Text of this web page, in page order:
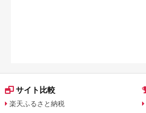
サイト比較
楽天ふるさと納税